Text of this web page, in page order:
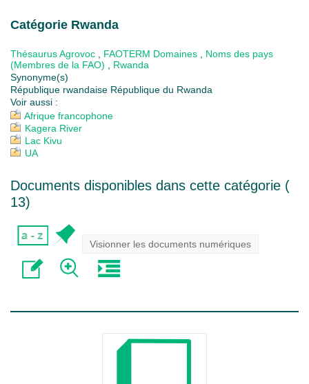
Catégorie Rwanda
Thésaurus Agrovoc FAOTERM Domaines
Noms des pays
(Membres de la FAO)
Rwanda
Synonyme(s)
République rwandaise République du Rwanda
Voir aussi :
Afrique francophone
Kagera River
Lac Kivu
UA
Documents disponibles dans cette catégorie (
13)
Visionner les documents numériques